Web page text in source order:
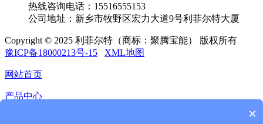
热线咨询电话： 15516555153
公司地址：新乡市牧野区宏力大道9号利菲尔特大厦
Copyright © 2025 利菲尔特（商标：聚腾宝能） 版权所有
豫ICP备18000213号-15
XML地图
网站首页
产品中心
×